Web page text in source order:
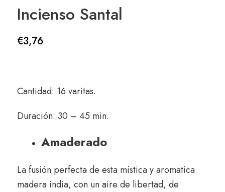
Incienso Santal
€3,76
Cantidad: 16 varitas.
Duración: 30 – 45 min.
Amaderado
La fusión perfecta de esta mística y aromatica
madera india, con un aire de libertad, de